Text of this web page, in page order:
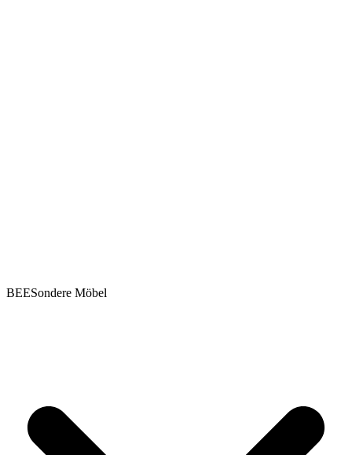
BEESondere Möbel